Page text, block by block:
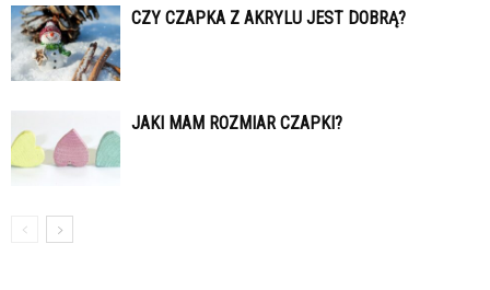
CZY CZAPKA Z AKRYLU JEST DOBRĄ?
JAKI MAM ROZMIAR CZAPKI?